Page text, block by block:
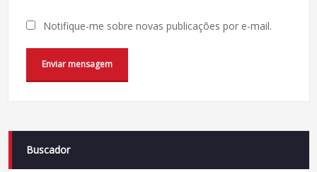
Notifique-me sobre novas publicações por e-mail.
Buscador